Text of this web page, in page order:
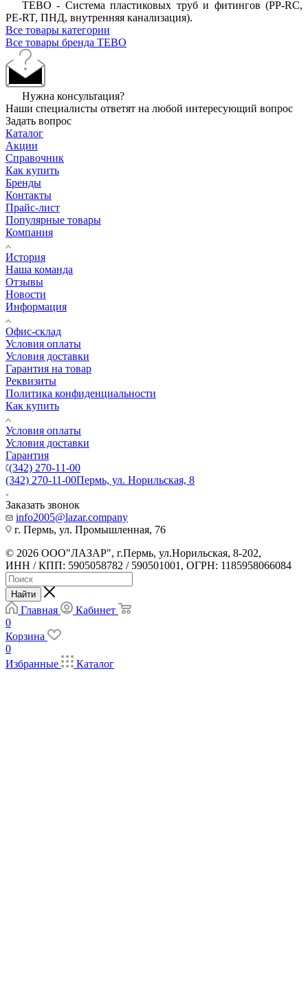
ТЕВО - Система пластиковых труб и фитингов (PP-RC,
PE-RT, ПНД, внутренняя канализация).
Все товары категории
Все товары бренда TEBO
Нужна консультация?
Наши специалисты ответят на любой интересующий вопрос
Задать вопрос
Каталог
Акции
Справочник
Как купить
Бренды
Контакты
Прайс-лист
Популярные товары
Компания
История
Наша команда
Отзывы
Новости
Информация
Офис-склад
Условия оплаты
Условия доставки
Гарантия на товар
Реквизиты
Политика конфиденциальности
Как купить
Условия оплаты
Условия доставки
Гарантия
(342) 270-11-00
(342) 270-11-00Пермь, ул. Норильская, 8
Заказать звонок
info2005@lazar.company
г. Пермь, ул. Промышленная, 76
© 2026 ООО"ЛАЗАР", г.Пермь, ул.Норильская, 8-202,
ИНН / КПП: 5905058782 / 590501001, ОГРН: 1185958066084
Найти
Главная
Кабинет
0
Корзина
0
Избранные
Каталог